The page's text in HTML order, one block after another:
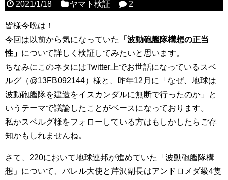
2021/1/18 ヤマト検証 2
皆様今晩は！
今回は以前から気になっていた
「波動砲艦隊構想の正当
性」 について詳しく検証してみたいと思います。
ちなみにこのネタにはTwitter上でお世話になっているスベ
ルグ（@13FB092144）様と、昨年12月に「なぜ、地球は
波動砲艦隊を建造をイスカンダルに無断で行ったのか」と
いうテーマで議論したことがベースになっております。
私かスベルグ様をフォローしている方はもしかしたらご存
知かもしれませんね。
さて、220において地球連邦が進めていた「波動砲艦隊構
想」について、バレル大使と芹沢副長はアンドロメダ級4隻